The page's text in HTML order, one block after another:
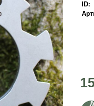
ID: